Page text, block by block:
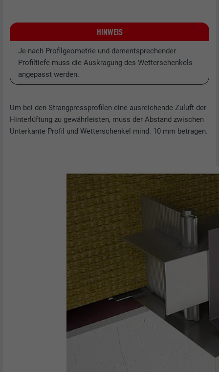
HINWEIS
Je nach Profilgeometrie und dementsprechender
Profiltiefe muss die Auskragung des Wetterschenkels
angepasst werden.
Um bei den Strangpressprofilen eine ausreichende Zuluft der
Hinterlüftung zu gewährleisten, muss der Abstand zwischen
Unterkante Profil und Wetterschenkel mind. 10 mm betragen.